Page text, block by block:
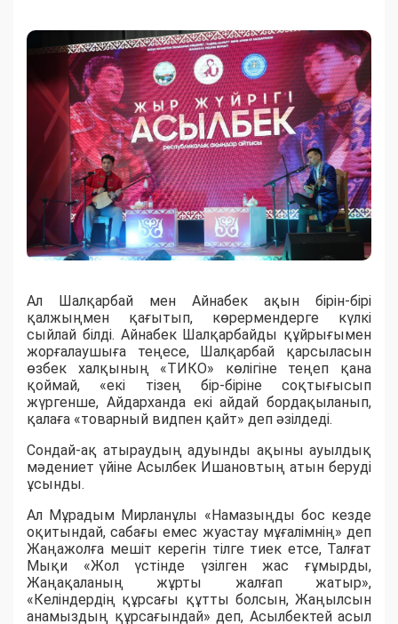
Ал Шалқарбай мен Айнабек ақын бірін-бірі
қалжыңмен қағытып, көрермендерге күлкі
сыйлай білді. Айнабек Шалқарбайды құйрығымен
жорғалаушыға теңесе, Шалқарбай қарсыласын
өзбек халқының «ТИКО» көлігіне теңеп қана
қоймай, «екі тізең бір-біріне соқтығысып
жүргенше, Айдарханда екі айдай бордақыланып,
қалаға «товарный видпен қайт» деп әзілдеді.
Сондай-ақ атыраудың адуынды ақыны ауылдық
мәдениет үйіне Асылбек Ишановтың атын беруді
ұсынды.
Ал Мұрадым Мирланұлы «Намазыңды бос кезде
оқитындай, сабағы емес жуастау мұғалімнің» деп
Жаңажолға мешіт керегін тілге тиек етсе, Талғат
Мықи «Жол үстінде үзілген жас ғұмырды,
Жаңақаланың жұрты жалғап жатыр»,
«Келіндердің құрсағы құтты болсын, Жаңылсын
анамыздың құрсағындай» деп, Асылбектей асыл